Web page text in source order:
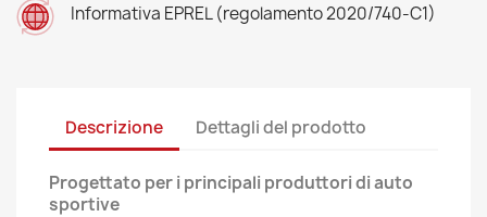
Informativa EPREL (regolamento 2020/740-C1)
Descrizione Dettagli del prodotto
Progettato per i principali produttori di auto
sportive